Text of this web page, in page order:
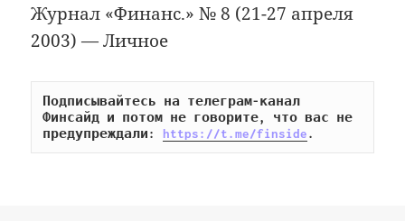
Журнал «Финанс.» № 8 (21-27 апреля
2003) — Личное
Подписывайтесь на телеграм-канал
Финсайд и потом не говорите, что вас не
предупреждали: https://t.me/finside.